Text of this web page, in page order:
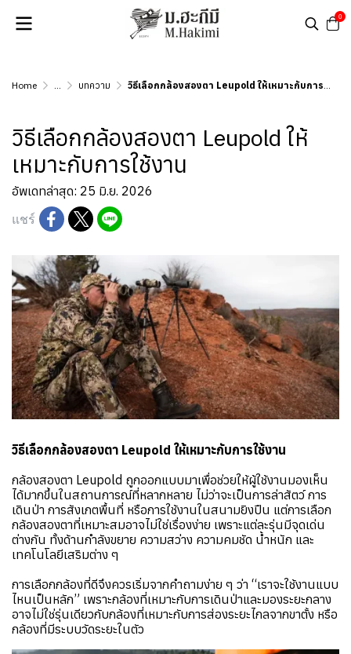
0
Home ... บทความ วิธีเลือกกล้องสองตา Leupold ให้เหมาะกับการใช้งาน
วิธีเลือกกล้องสองตา Leupold ให้
เหมาะกับการใช้งาน
อัพเดทล่าสุด: 25 มิ.ย. 2026
แชร์
วิธีเลือกกล้องสองตา Leupold ให้เหมาะกับการใช้งาน
กล้องสองตา Leupold ถูกออกแบบมาเพื่อช่วยให้ผู้ใช้งานมองเห็น
ได้มากขึ้นในสถานการณ์ที่หลากหลาย ไม่ว่าจะเป็นการล่าสัตว์ การ
เดินป่า การสังเกตพื้นที่ หรือการใช้งานในสนามยิงปืน แต่การเลือก
กล้องสองตาที่เหมาะสมอาจไม่ใช่เรื่องง่าย เพราะแต่ละรุ่นมีจุดเด่น
ต่างกัน ทั้งด้านกำลังขยาย ความสว่าง ความคมชัด น้ำหนัก และ
เทคโนโลยีเสริมต่าง ๆ
การเลือกกล้องที่ดีจึงควรเริ่มจากคำถามง่าย ๆ ว่า “เราจะใช้งานแบบ
ไหนเป็นหลัก” เพราะกล้องที่เหมาะกับการเดินป่าและมองระยะกลาง
อาจไม่ใช่รุ่นเดียวกับกล้องที่เหมาะกับการส่องระยะไกลจากขาตั้ง หรือ
กล้องที่มีระบบวัดระยะในตัว